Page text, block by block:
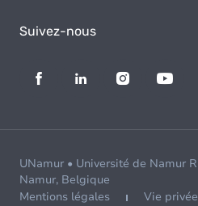
Suivez-nous
UNamur • Université de Namur
Namur, Belgique
Mentions légales
Vie privée